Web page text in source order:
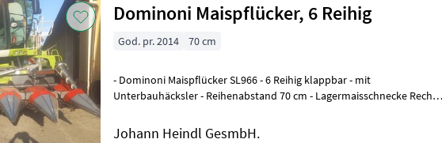
Dominoni Maispflücker, 6 Reihig
God. pr. 2014 70 cm
- Dominoni Maispflücker SL966 - 6 Reihig klappbar - mit
Unterbauhäcksler - Reihenabstand 70 cm - Lagermaisschnecke Rechts
Johann Heindl GesmbH.